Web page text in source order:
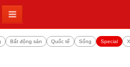
Bất động sản Quốc tế Sống Special